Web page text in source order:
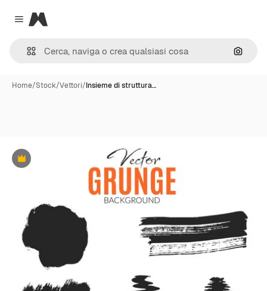
Close menu
Magnific
Cerca
Home/Stock/Vettori/Insieme di struttura…
Premium